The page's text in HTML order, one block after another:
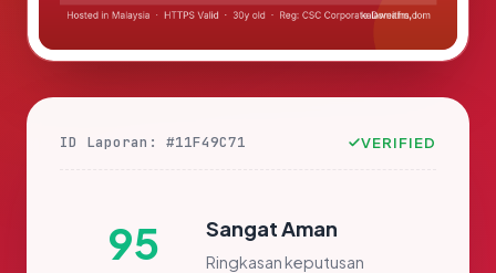
ID Laporan: #11F49C71 VERIFIED
95 Sangat Aman
Ringkasan keputusan